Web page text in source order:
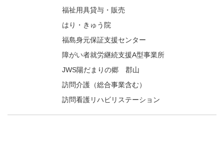
福祉用具貸与・販売
はり・きゅう院
福島身元保証支援センター
障がい者就労継続支援A型事業所
JWS陽だまりの郷 郡山
訪問介護（総合事業含む）
訪問看護リハビリステーション